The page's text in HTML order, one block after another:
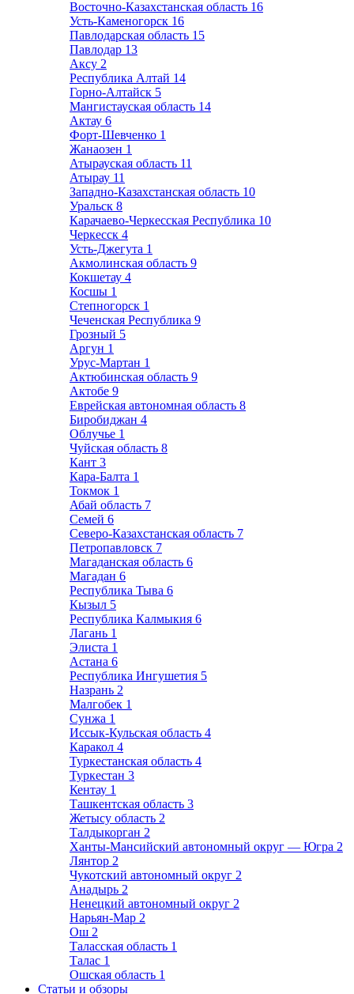
Восточно-Казахстанская область 16
Усть-Каменогорск 16
Павлодарская область 15
Павлодар 13
Аксу 2
Республика Алтай 14
Горно-Алтайск 5
Мангистауская область 14
Актау 6
Форт-Шевченко 1
Жанаозен 1
Атырауская область 11
Атырау 11
Западно-Казахстанская область 10
Уральск 8
Карачаево-Черкесская Республика 10
Черкесск 4
Усть-Джегута 1
Акмолинская область 9
Кокшетау 4
Косшы 1
Степногорск 1
Чеченская Республика 9
Грозный 5
Аргун 1
Урус-Мартан 1
Актюбинская область 9
Актобе 9
Еврейская автономная область 8
Биробиджан 4
Облучье 1
Чуйская область 8
Кант 3
Кара-Балта 1
Токмок 1
Абай область 7
Семей 6
Северо-Казахстанская область 7
Петропавловск 7
Магаданская область 6
Магадан 6
Республика Тыва 6
Кызыл 5
Республика Калмыкия 6
Лагань 1
Элиста 1
Астана 6
Республика Ингушетия 5
Назрань 2
Малгобек 1
Сунжа 1
Иссык-Кульская область 4
Каракол 4
Туркестанская область 4
Туркестан 3
Кентау 1
Ташкентская область 3
Жетысу область 2
Талдыкорган 2
Ханты-Мансийский автономный округ — Югра 2
Лянтор 2
Чукотский автономный округ 2
Анадырь 2
Ненецкий автономный округ 2
Нарьян-Мар 2
Ош 2
Таласская область 1
Талас 1
Ошская область 1
Статьи и обзоры